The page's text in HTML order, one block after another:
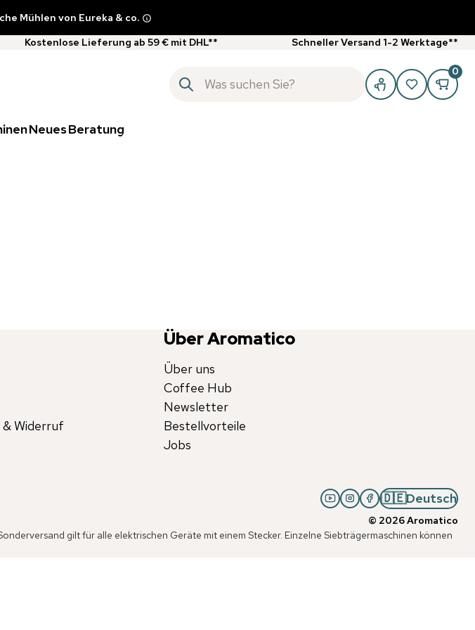
Mühlen von Eureka & co.
Kostenlose Lieferung ab 59 € mit DHL** Schneller Versand 1-2 Werktage**
0
NeuesBeratung
& Widerruf
Über Aromatico
Über uns
Coffee Hub
Newsletter
Bestellvorteile
Jobs
🇩🇪Deutsch
© 2026Aromatico
gilt für alle elektrischen Geräte mit einem Stecker. Einzelne Siebträgermaschinen können